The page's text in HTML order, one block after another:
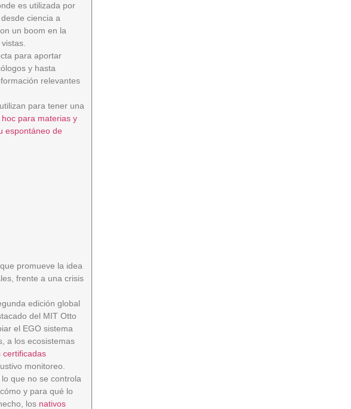
es utilizada por
ciencia a
un boom en la
para aportar
y hasta
relevantes
para tener una
para materias y
espontáneo de
promueve la idea
frente a una crisis
edición global
del MIT Otto
el EGO sistema
a los ecosistemas
certificadas
monitoreo.
que no se controla
y para qué lo
los nativos